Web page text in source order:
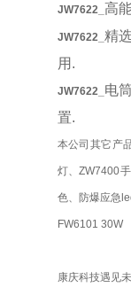
JW7622_ 高
JW7622_ 精
用.
JW7622_ 电
置.
本公司其它产
灯、ZW7400
色、防爆应急
FW6101 30W
康庆科技遇见